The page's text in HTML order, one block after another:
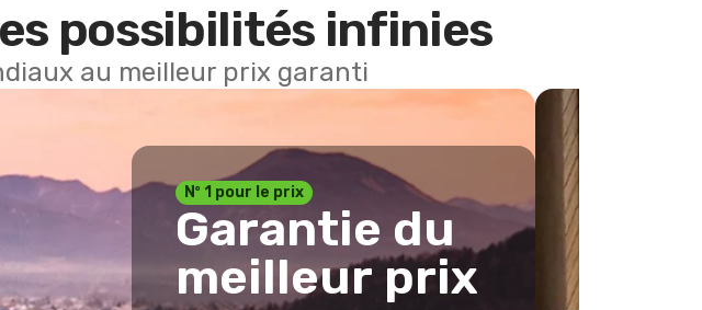
possibilités infinies
au meilleur prix garanti
Nº 1 pour le prix
Garantie du
meilleur prix